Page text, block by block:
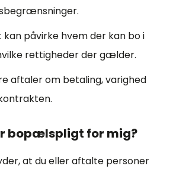
påvirke hvem der kan bo i
rettigheder der gælder.
aftaler om betaling, varighed
bopælspligt for mig?
at du eller aftalte personer